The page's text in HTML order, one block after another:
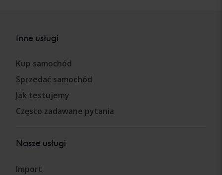
Inne usługi
Kup samochód
Sprzedać samochód
Jak testujemy
Często zadawane pytania
Nasze usługi
Import